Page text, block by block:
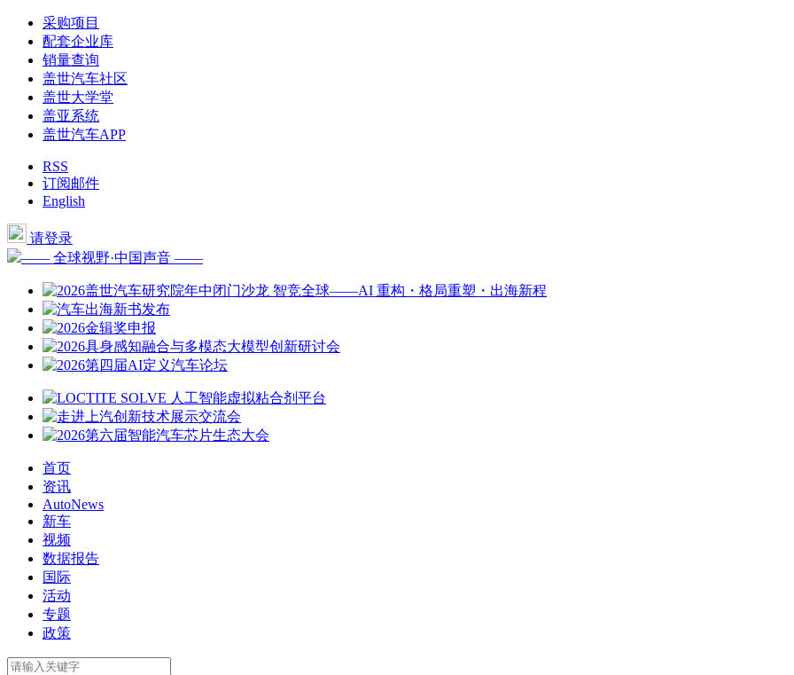
采购项目
配套企业库
销量查询
盖世汽车社区
盖世大学堂
盖亚系统
盖世汽车APP
RSS
订阅邮件
English
请登录
—— 全球视野·中国声音 ——
首页
资讯
AutoNews
新车
视频
数据报告
国际
活动
专题
政策